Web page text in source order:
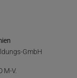
GmbH
M-V.